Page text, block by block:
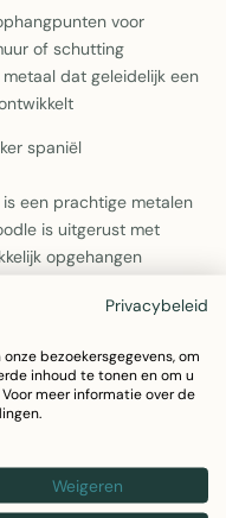
voor
of schutting
dat geleidelijk een
spaniël
een prachtige metalen
is uitgerust met
opgehangen
harmonieuze
en heeft extra lange
effen zwart, rood,
met wit, lever met wit,
Privacybeleid
bezoekersgegevens, om
inhoud te tonen en om u
meer informatie over de
Weigeren